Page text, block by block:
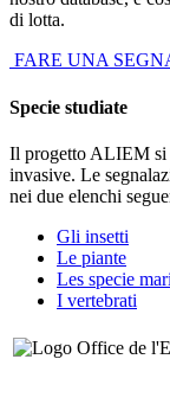
di lotta.
FARE UNA
Specie studiate
Il progetto ALIEM si
invasive. Le
nei due elenchi
Gli insetti
Le piante
Les specie
I vertebrati